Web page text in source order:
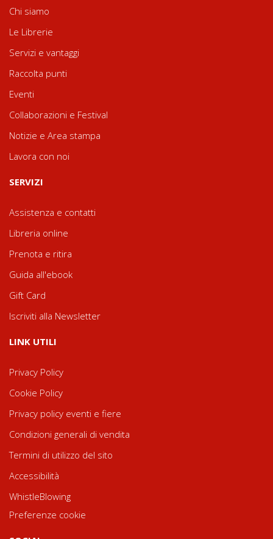
Chi siamo
Le Librerie
Servizi e vantaggi
Raccolta punti
Eventi
Collaborazioni e Festival
Notizie e Area stampa
Lavora con noi
SERVIZI
Assistenza e contatti
Libreria online
Prenota e ritira
Guida all'ebook
Gift Card
Iscriviti alla Newsletter
LINK UTILI
Privacy Policy
Cookie Policy
Privacy policy eventi e fiere
Condizioni generali di vendita
Termini di utilizzo del sito
Accessibilità
WhistleBlowing
Preferenze cookie